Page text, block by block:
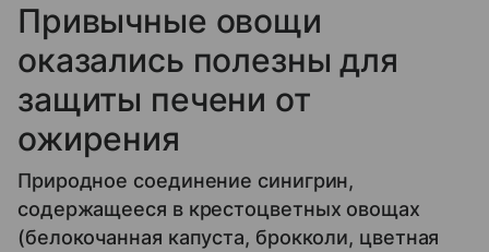
Привычные овощи
оказались полезны для
защиты печени от
ожирения
Природное соединение синигрин,
содержащееся в крестоцветных овощах
(белокочанная капуста, брокколи, цветная